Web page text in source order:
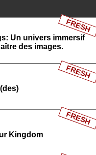
Un univers immersif
des images.
FRESH
FRESH
Kingdom
FRESH